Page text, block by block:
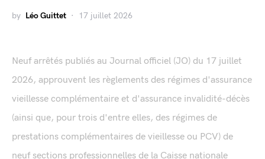
by Léo Guittet 17 juillet 2026
Neuf arrêtés publiés au Journal officiel (JO) du 17 juillet
2026, approuvent les règlements des régimes d'assurance
vieillesse complémentaire et d'assurance invalidité-décès
(ainsi que, pour trois d'entre elles, des régimes de
prestations complémentaires de vieillesse ou PCV) de
neuf sections professionnelles de la Caisse nationale